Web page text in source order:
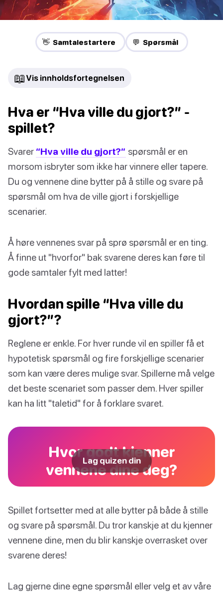
👋 Samtalestartere 💬 Spørsmål
📖 Vis innholdsfortegnelsen
Hva er “Hva ville du gjort?” -
spillet?
Svarer “Hva ville du gjort?” spørsmål er en
morsom isbryter som ikke har vinnere eller tapere.
Du og vennene dine bytter på å stille og svare på
spørsmål om hva de ville gjort i forskjellige
scenarier.
Å høre vennenes svar på sprø spørsmål er en ting.
Å finne ut "hvorfor" bak svarene deres kan føre til
gode samtaler fylt med latter!
Hvordan spille “Hva ville du
gjort?”?
Reglene er enkle. For hver runde vil en spiller få et
hypotetisk spørsmål og fire forskjellige scenarier
som kan være deres mulige svar. Spillerne må velge
det beste scenariet som passer dem. Hver spiller
kan ha litt "taletid" for å forklare svaret.
Hvor godt kjenner
vennene dine deg?
Lag quizen din
Spillet fortsetter med at alle bytter på både å stille
og svare på spørsmål. Du tror kanskje at du kjenner
vennene dine, men du blir kanskje overrasket over
svarene deres!
Lag gjerne dine egne spørsmål eller velg et av våre